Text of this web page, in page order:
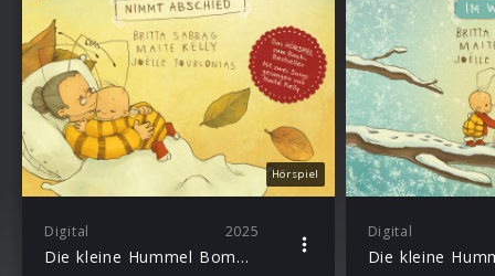
Hörspiel
Digital 2025
Die kleine Hummel Bommel nimmt Abschied
Digital